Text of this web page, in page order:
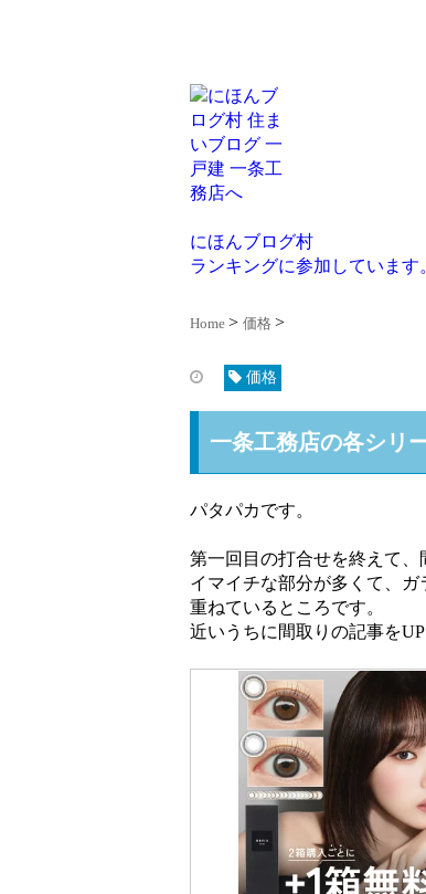
にほんブログ村
ランキングに参加しています
Home 価格
価格
一条工務店の各シリ
パタパカです。
第一回目の打合せを終えて、
イマイチな部分が多くて、
重ねているところです。
近いうちに間取りの記事を